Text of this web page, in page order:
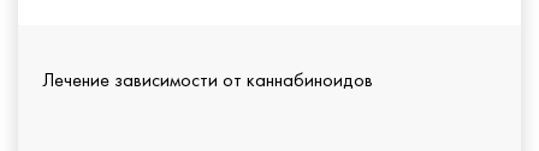
Лечение зависимости от каннабиноидов